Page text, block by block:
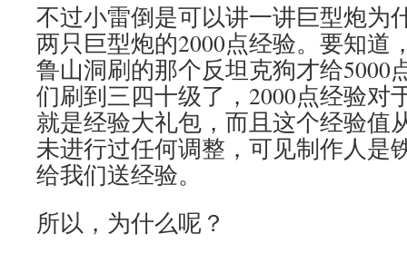
不过小雷倒是可以讲一讲巨型炮为
两只巨型炮的2000点经验。要知道
鲁山洞刷的那个反坦克狗才给5000
们刷到三四十级了，2000点经验对
就是经验大礼包，而且这个经验值
未进行过任何调整，可见制作人是
给我们送经验。
所以，为什么呢？